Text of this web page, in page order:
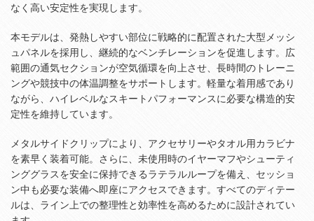
なく高い安定性を実現します。
本モデルは、発熱しやすい部位に戦略的に配置された大型メッシ
ュパネルを採用し、継続的なベンチレーションを促進します。広
範囲の通気セクションが空気循環を向上させ、長時間のトレーニ
ングや競技中の体温調整をサポートします。軽量な着用感であり
ながら、ハイレベルなスキートパフォーマンスに必要な構造的安
定性を維持しています。
メタルサイドクリップにより、アクセサリーやタオル用カラビナ
を素早く装着可能。さらに、未使用時のイヤーマフやシューティ
ンググラスを安全に保持できるラテラルループを備え、セッショ
ン中も必要な装備へ即座にアクセスできます。すべてのディテー
ルは、ライン上での整理性と効率性を高めるために設計されてい